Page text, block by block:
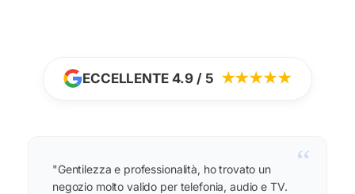
ECCELLENTE 4.9 / 5 ★★★★★
“
"Gentilezza e professionalità, ho trovato un
negozio molto valido per telefonia, audio e TV.